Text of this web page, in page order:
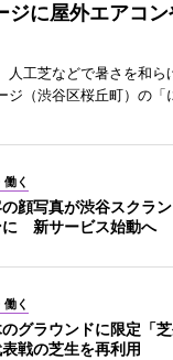
ジに屋外エアコ
人工芝などで暑さを和ら
ジ（渋谷区桜丘町）の「
く
顔写真が渋谷スクラ
に 新サービス始動へ
く
グラウンドに限定「
戦の芝生を再利用